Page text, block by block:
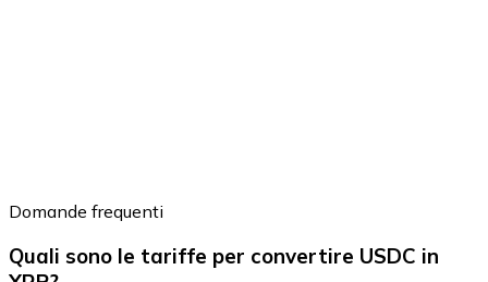
Domande frequenti
Quali sono le tariffe per convertire USDC in